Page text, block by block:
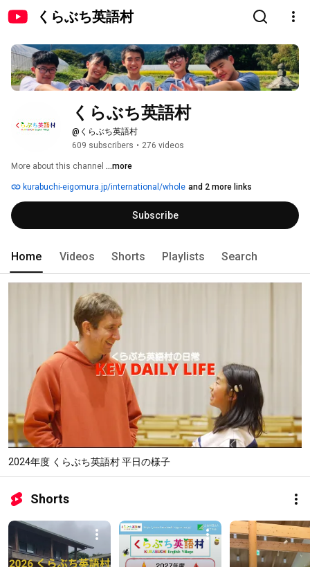
くらぶち英語村
くらぶち英語村
@くらぶち英語村
609 subscribers • 276 videos
More about this channel ...more
kurabuchi-eigomura.jp/international/whole and 2 more links
Subscribe
Home Videos Shorts Playlists Search
2024年度 くらぶち英語村 平日の様子
Shorts